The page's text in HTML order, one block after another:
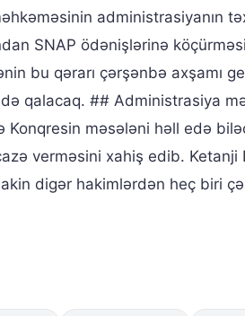
administrasiyanın
SNAP ödənişlərinə köçürməsi
bu qərarı çərşənbə axşamı
qalacaq. ## Administrasiya
Konqresin məsələni həll edə
verməsini xahiş edib.
digər hakimlərdən heç biri